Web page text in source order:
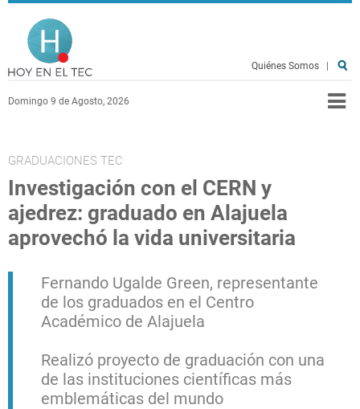
Pasar al contenido principal
Domingo 9 de Agosto, 2026
Quiénes Somos
GRADUACIONES TEC
Investigación con el CERN y
ajedrez: graduado en Alajuela
aprovechó la vida universitaria
Fernando Ugalde Green, representante
de los graduados en el Centro
Académico de Alajuela
Realizó proyecto de graduación con una
de las instituciones científicas más
emblemáticas del mundo